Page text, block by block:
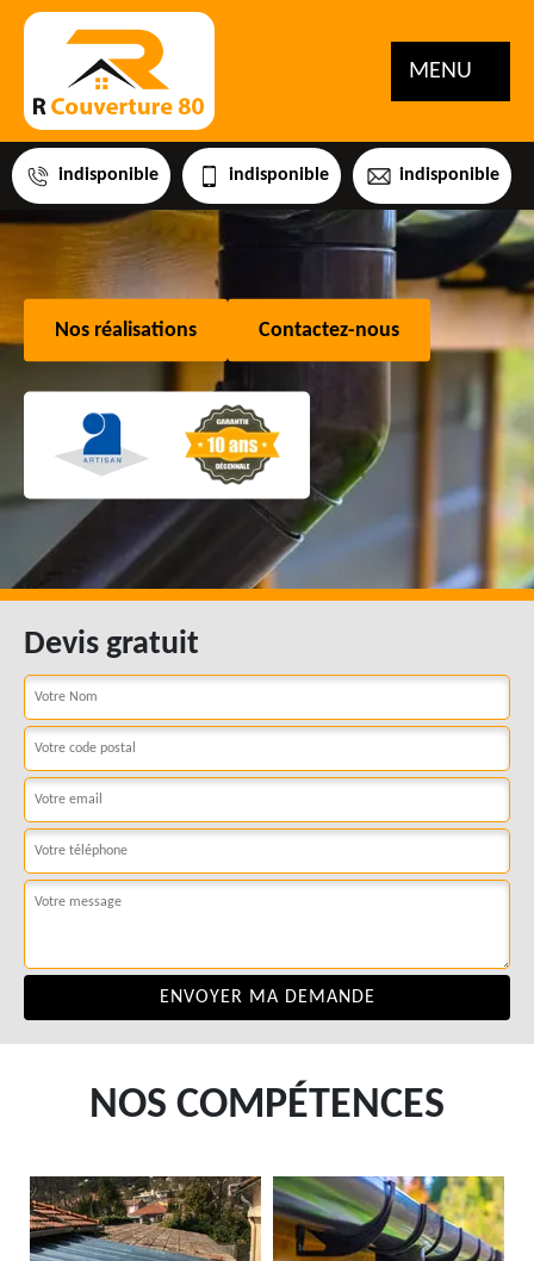
MENU
indisponible indisponible indisponible
Nos réalisations Contactez-nous
Devis gratuit
NOS COMPÉTENCES